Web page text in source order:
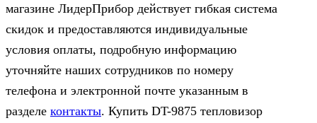
магазине ЛидерПрибор действует гибкая система
скидок и предоставляются индивидуальные
условия оплаты, подробную информацию
уточняйте наших сотрудников по номеру
телефона и электронной почте указанным в
разделе контакты. Купить DT-9875 тепловизор